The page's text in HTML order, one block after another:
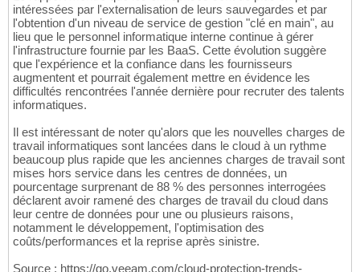
intéressées par l'externalisation de leurs sauvegardes et par
l'obtention d'un niveau de service de gestion "clé en main", au
lieu que le personnel informatique interne continue à gérer
l'infrastructure fournie par les BaaS. Cette évolution suggère
que l'expérience et la confiance dans les fournisseurs
augmentent et pourrait également mettre en évidence les
difficultés rencontrées l'année dernière pour recruter des talents
informatiques.
Il est intéressant de noter qu'alors que les nouvelles charges de
travail informatiques sont lancées dans le cloud à un rythme
beaucoup plus rapide que les anciennes charges de travail sont
mises hors service dans les centres de données, un
pourcentage surprenant de 88 % des personnes interrogées
déclarent avoir ramené des charges de travail du cloud dans
leur centre de données pour une ou plusieurs raisons,
notamment le développement, l'optimisation des
coûts/performances et la reprise après sinistre.
Source : https://go.veeam.com/cloud-protection-trends-